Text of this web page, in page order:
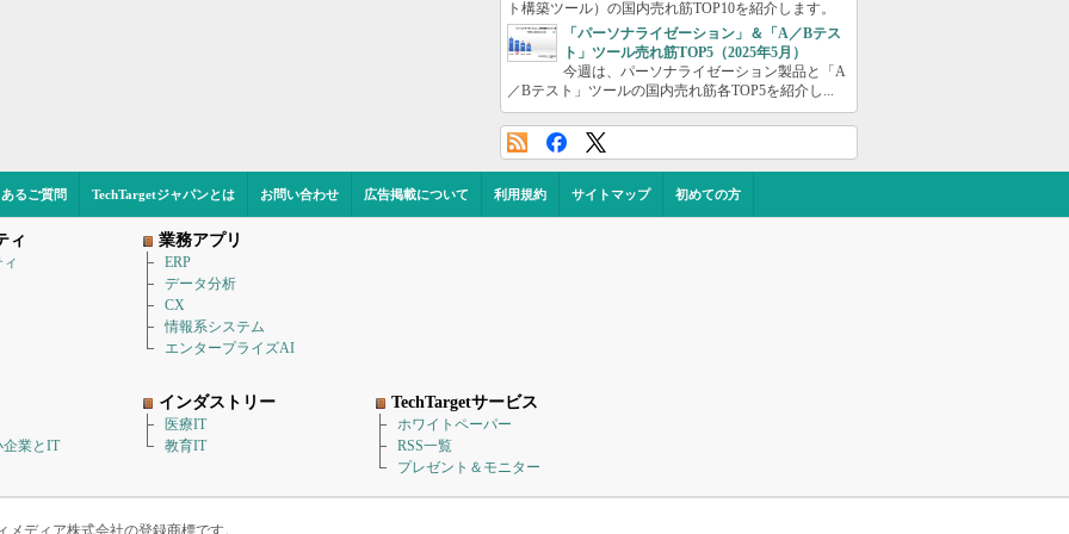
ト構築ツール）の国内売れ筋TOP10を紹介します。
「パーソナライゼーション」＆「A／Bテス
ト」ツール売れ筋TOP5（2025年5月）
今週は、パーソナライゼーション製品と「A
／Bテスト」ツールの国内売れ筋各TOP5を紹介し...
るご質問 TechTargetジャパンとは お問い合わせ 広告掲載について 利用規約 サイトマップ 初めての方
ィ 業務アプリ
ERP
データ分析
CX
情報系システム
エンタープライズAI
企業とIT
インダストリー
医療IT
教育IT
TechTargetサービス
ホワイトペーパー
RSS一覧
プレゼント＆モニター
メディア株式会社の登録商標です。